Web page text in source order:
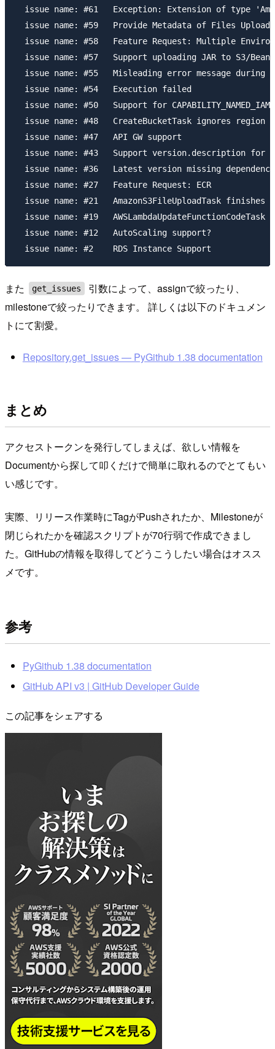
issue name: #61   Exception: Extension of type
issue name: #59   Provide Metadata of Files
issue name: #58   Feature Request: Multiple
issue name: #57   Support uploading JAR to S3/
issue name: #55   Misleading error message during
  issue name: #54   Execution failed
  issue name: #50   Support for CAPABILITY_NAMED_IAM
  issue name: #48   CreateBucketTask ignores region
  issue name: #47   API GW support
issue name: #43   Support version.description for
  issue name: #36   Latest version missing dependency
  issue name: #27   Feature Request: ECR
issue name: #21   AmazonS3FileUploadTask finishes
issue name: #19   AWSLambdaUpdateFunctionCodeTask
  issue name: #12   AutoScaling support?
また get_issues
引数によって、assignで絞ったり、
milestoneで絞ったりできます。 詳しくは以下のドキュメン
トにて割愛。
Repository.get_issues — PyGithub 1.38 documentation
まとめ
アクセストークンを発行してしまえば、欲しい情報を
Documentから探して叩くだけで簡単に取れるのでとてもい
い感じです。
実際、リリース作業時にTagがPushされたか、Milestoneが
閉じられたかを確認スクリプトが70行弱で作成できまし
た。GitHubの情報を取得してどうこうしたい場合はオスス
メです。
参考
PyGithub 1.38 documentation
GitHub API v3 | GitHub Developer Guide
この記事をシェアする